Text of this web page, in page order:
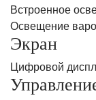
Встроенное
Освещение
Экран
Цифровой